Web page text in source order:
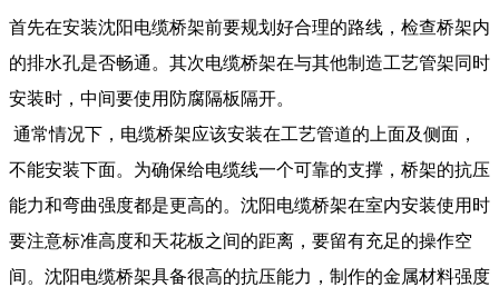
首先在安装沈阳电缆桥架前要规划好合理的路线，检查桥架内
的排水孔是否畅通。其次电缆桥架在与其他制造工艺管架同时
安装时，中间要使用防腐隔板隔开。
通常情况下，电缆桥架应该安装在工艺管道的上面及侧面，
不能安装下面。为确保给电缆线一个可靠的支撑，桥架的抗压
能力和弯曲强度都是更高的。沈阳电缆桥架在室内安装使用时
要注意标准高度和天花板之间的距离，要留有充足的操作空
间。沈阳电缆桥架具备很高的抗压能力，制作的金属材料强度